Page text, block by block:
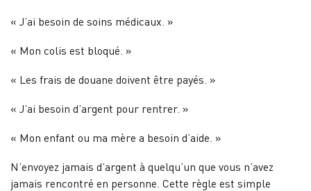
« J’ai besoin de soins médicaux. »
« Mon colis est bloqué. »
« Les frais de douane doivent être payés. »
« J’ai besoin d’argent pour rentrer. »
« Mon enfant ou ma mère a besoin d’aide. »
N’envoyez jamais d’argent à quelqu’un que vous n’avez
jamais rencontré en personne. Cette règle est simple